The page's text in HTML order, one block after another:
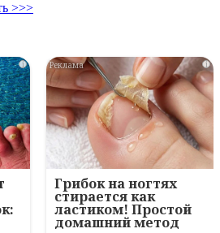
>>>
i i
Грибок на ногтях
стирается как
ластиком! Простой
домашний метод